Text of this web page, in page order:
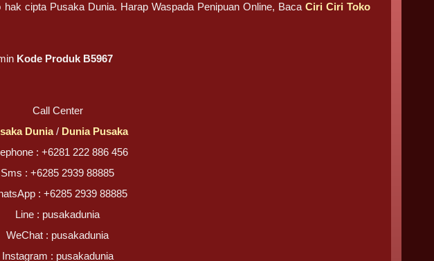
cipta Pusaka Dunia. Harap Waspada Penipuan Online, Baca Ciri Ciri Toko
Kode Produk B5967
Call Center
Dunia/ Dunia Pusaka
: +6281 222 886 456
Sms : +6285 2939 88885
: +6285 2939 88885
Line : pusakadunia
WeChat : pusakadunia
Instagram : pusakadunia